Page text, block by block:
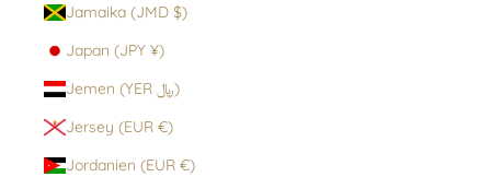
Jamaika (JMD $)
Japan (JPY ¥)
Jemen (YER ﷼)
Jersey (EUR €)
Jordanien (EUR €)